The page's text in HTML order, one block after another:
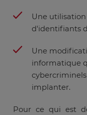
Une
d'identifiants
Une
informatique
implanter.
Pour ce qui est